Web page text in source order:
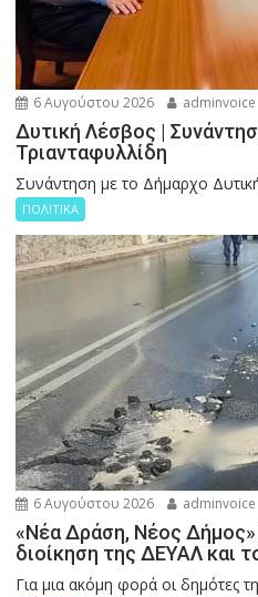
6 Αυγούστου 2026 adminvoice
Δυτική Λέσβος |
Τριανταφυλλίδη
Συνάντηση με το Δήμαρχο
ΠΟΛΙΤΙΚΑ
6 Αυγούστου 2026 adminvoice
«Νέα Δράση, Νέος Δήμος»
διοίκηση της ΔΕΥΑΛ και
Για μια ακόμη φορά οι δημότες